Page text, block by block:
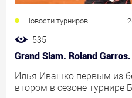
Новости турниров
535
Grand Slam. Roland
Илья Ивашко первым из
втором в сезоне турнире